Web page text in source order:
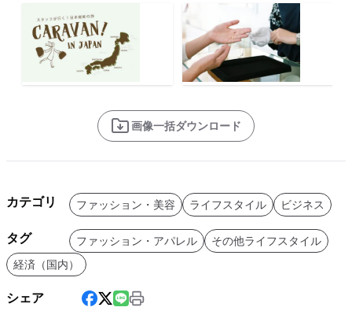
画像一括ダウンロード
カテゴリ ファッション・美容 ライフスタイル ビジネス
タグ ファッション・アパレル
その他ライフスタイル
経済（国内）
シェア